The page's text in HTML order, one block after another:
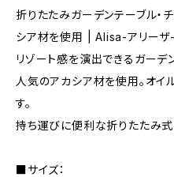
折りたたみガーデンテーブル・
シア材を使用 | Alisa-アリーザ-
リゾート感を演出できるガーデン
人気のアカシア材を使用。オイ
す。
持ち運びに便利な折りたたみ式
■サイズ：